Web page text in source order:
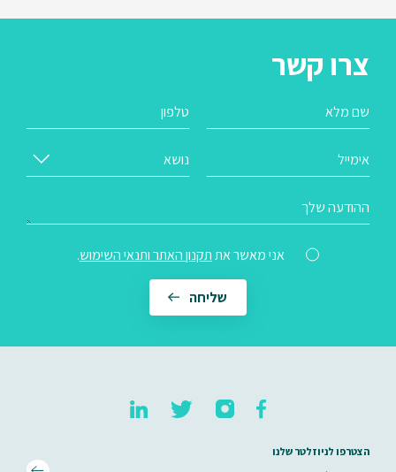
צרו קשר
שם מלא טלפון
אימייל נושא
ההודעה שלך
אני מאשר אתתקנון האתר ותנאי השימוש.
הצטרפו לניוזלטר שלנו